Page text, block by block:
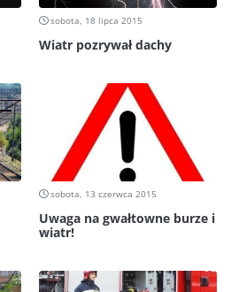
sobota, 18 lipca 2015
Wiatr pozrywał dachy
sobota, 13 czerwca 2015
Uwaga na gwałtowne burze i
wiatr!